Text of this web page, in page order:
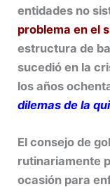
entidades no
problema en el
estructura de
sucedió en la
los años
dilemas de la
El consejo de
rutinariamente
ocasión para